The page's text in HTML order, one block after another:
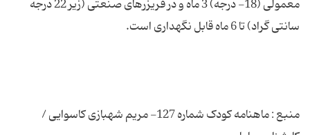
معمولی (18- درجه) 3 ماه و در فریزرهای صنعتی (زیر 22 درجه
منبع : ماهنامه کودک شماره 127- مریم شهبازی کاسوایی /